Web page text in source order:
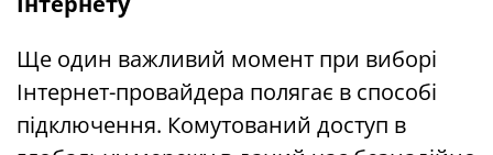
Ще один важливий момент при виборі
Інтернет-провайдера полягає в способі
підключення. Комутований доступ в